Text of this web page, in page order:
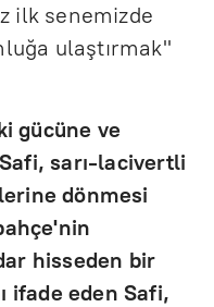
ilk senemizde
ulaştırmak"
gücüne ve
sarı-lacivertli
dönmesi
hisseden bir
ifade eden Safi,